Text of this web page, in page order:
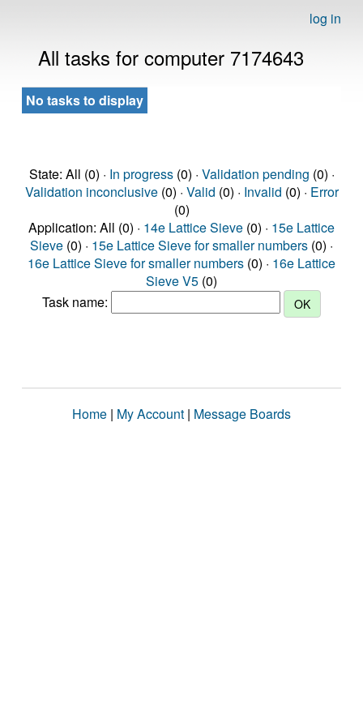
log in
All tasks for computer 7174643
No tasks to display
State: All (0) · In progress(0) · Validation pending (0) ·
Validation inconclusive(0) · Valid (0) · Invalid (0) · Error
(0)
Application: All (0) · 14e Lattice Sieve (0) · 15e Lattice
Sieve (0) · 15e Lattice Sieve for smaller numbers (0) ·
16e Lattice Sieve for smaller numbers (0) · 16e Lattice
Sieve V5 (0)
Task name:
Home | My Account | Message Boards